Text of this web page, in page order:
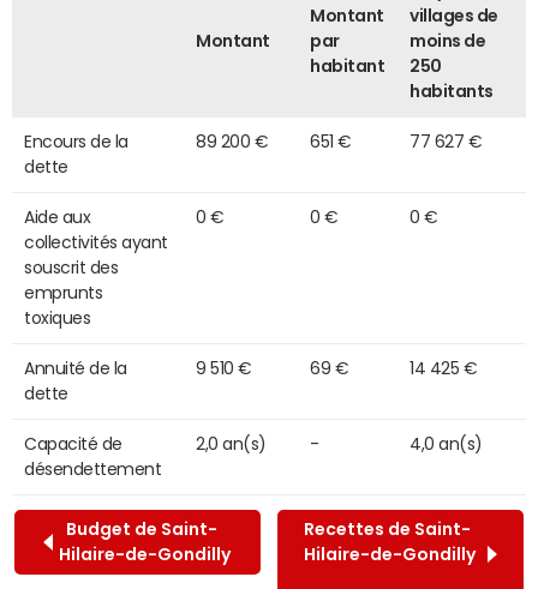
Montant
Montant
par
habitant
villages de
moins de
250
habitants
Encours de la
dette
89 200 € 651 € 77 627 €
Aide aux
collectivités ayant
souscrit des
emprunts
toxiques
0 € 0 € 0 €
Annuité de la
dette
9 510 € 69 € 14 425 €
Capacité de
désendettement
2,0 an(s) - 4,0 an(s)
Budget de Saint-
Hilaire-de-Gondilly
Recettes de Saint-
Hilaire-de-Gondilly